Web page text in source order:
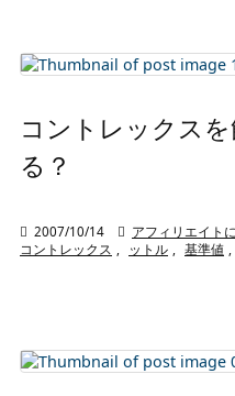
コントレックス
る？
 2007/10/14  アフィリエイト
コントレックス
ットル 基準値